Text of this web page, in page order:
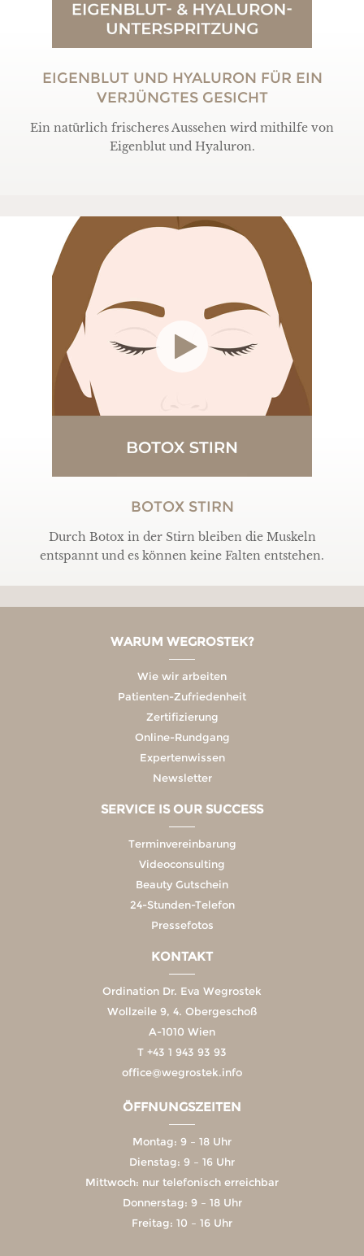
EIGENBLUT UND HYALURON FÜR EIN
VERJÜNGTES GESICHT
Ein natürlich frischeres Aussehen wird mithilfe von
Eigenblut und Hyaluron.
BOTOX STIRN
Durch Botox in der Stirn bleiben die Muskeln
entspannt und es können keine Falten entstehen.
WARUM WEGROSTEK?
Wie wir arbeiten
Patienten-Zufriedenheit
Zertifizierung
Online-Rundgang
Expertenwissen
Newsletter
SERVICE IS OUR SUCCESS
Terminvereinbarung
Videoconsulting
Beauty Gutschein
24-Stunden-Telefon
Pressefotos
KONTAKT
Ordination Dr. Eva Wegrostek
Wollzeile 9, 4. Obergeschoß
A-1010 Wien
T +43 1 943 93 93
office@wegrostek.info
ÖFFNUNGSZEITEN
Montag: 9 – 18 Uhr
Dienstag: 9 – 16 Uhr
Mittwoch: nur telefonisch erreichbar
Donnerstag: 9 – 18 Uhr
Freitag: 10 – 16 Uhr